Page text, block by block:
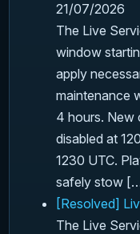
21/07/2026
The Live
window
apply
maintenance
4 hours. New
disabled at
1230 UTC.
safely stow
[Resolved]
The Live